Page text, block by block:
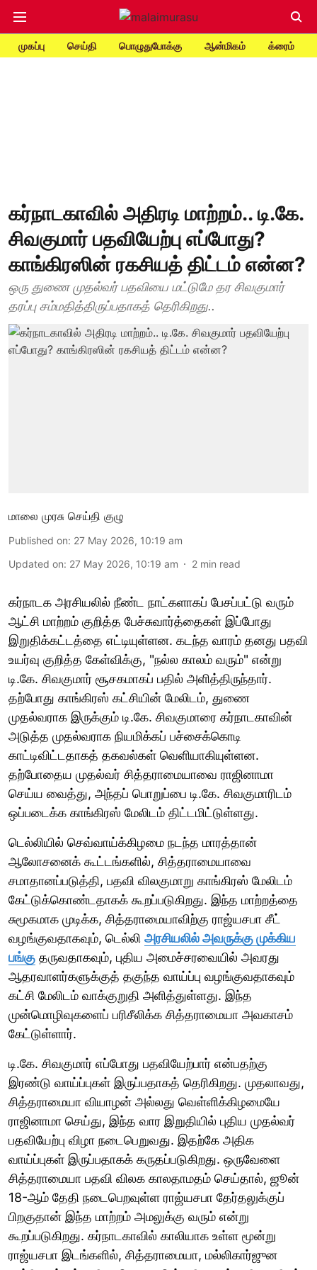
முகப்பு செய்தி பொழுதுபோக்கு ஆன்மிகம் க்ரைம்
கர்நாடகாவில் அதிரடி மாற்றம்.. டி.கே.
சிவகுமார் பதவியேற்பு எப்போது?
காங்கிரஸின் ரகசியத் திட்டம் என்ன?
ஒரு துணை முதல்வர் பதவியை மட்டுமே தர சிவகுமார்
தரப்பு சம்மதித்திருப்பதாகத் தெரிகிறது..
மாலை முரசு செய்தி குழு
Published on: 27 May 2026, 10:19 am
Updated on: 27 May 2026, 10:19 am 2 min read
கர்நாடக அரசியலில் நீண்ட நாட்களாகப் பேசப்பட்டு வரும்
ஆட்சி மாற்றம் குறித்த பேச்சுவார்த்தைகள் இப்போது
இறுதிக்கட்டத்தை எட்டியுள்ளன. கடந்த வாரம் தனது பதவி
உயர்வு குறித்த கேள்விக்கு, "நல்ல காலம் வரும்" என்று
டி.கே. சிவகுமார் சூசகமாகப் பதில் அளித்திருந்தார்.
தற்போது காங்கிரஸ் கட்சியின் மேலிடம், துணை
முதல்வராக இருக்கும் டி.கே. சிவகுமாரை கர்நாடகாவின்
அடுத்த முதல்வராக நியமிக்கப் பச்சைக்கொடி
காட்டிவிட்டதாகத் தகவல்கள் வெளியாகியுள்ளன.
தற்போதைய முதல்வர் சித்தராமையாவை ராஜினாமா
செய்ய வைத்து, அந்தப் பொறுப்பை டி.கே. சிவகுமாரிடம்
ஒப்படைக்க காங்கிரஸ் மேலிடம் திட்டமிட்டுள்ளது.
டெல்லியில் செவ்வாய்க்கிழமை நடந்த மாரத்தான்
ஆலோசனைக் கூட்டங்களில், சித்தராமையாவை
சமாதானப்படுத்தி, பதவி விலகுமாறு காங்கிரஸ் மேலிடம்
கேட்டுக்கொண்டதாகக் கூறப்படுகிறது. இந்த மாற்றத்தை
சுமூகமாக முடிக்க, சித்தராமையாவிற்கு ராஜ்யசபா சீட்
வழங்குவதாகவும், டெல்லி அரசியலில் அவருக்கு முக்கிய
பங்கு தருவதாகவும், புதிய அமைச்சரவையில் அவரது
ஆதரவாளர்களுக்குத் தகுந்த வாய்ப்பு வழங்குவதாகவும்
கட்சி மேலிடம் வாக்குறுதி அளித்துள்ளது. இந்த
முன்மொழிவுகளைப் பரிசீலிக்க சித்தராமையா அவகாசம்
கேட்டுள்ளார்.
டி.கே. சிவகுமார் எப்போது பதவியேற்பார் என்பதற்கு
இரண்டு வாய்ப்புகள் இருப்பதாகத் தெரிகிறது. முதலாவது,
சித்தராமையா வியாழன் அல்லது வெள்ளிக்கிழமையே
ராஜினாமா செய்து, இந்த வார இறுதியில் புதிய முதல்வர்
பதவியேற்பு விழா நடைபெறுவது. இதற்கே அதிக
வாய்ப்புகள் இருப்பதாகக் கருதப்படுகிறது. ஒருவேளை
சித்தராமையா பதவி விலக காலதாமதம் செய்தால், ஜூன்
18-ஆம் தேதி நடைபெறவுள்ள ராஜ்யசபா தேர்தலுக்குப்
பிறகுதான் இந்த மாற்றம் அமலுக்கு வரும் என்று
கூறப்படுகிறது. கர்நாடகாவில் காலியாக உள்ள மூன்று
ராஜ்யசபா இடங்களில், சித்தராமையா, மல்லிகார்ஜுன